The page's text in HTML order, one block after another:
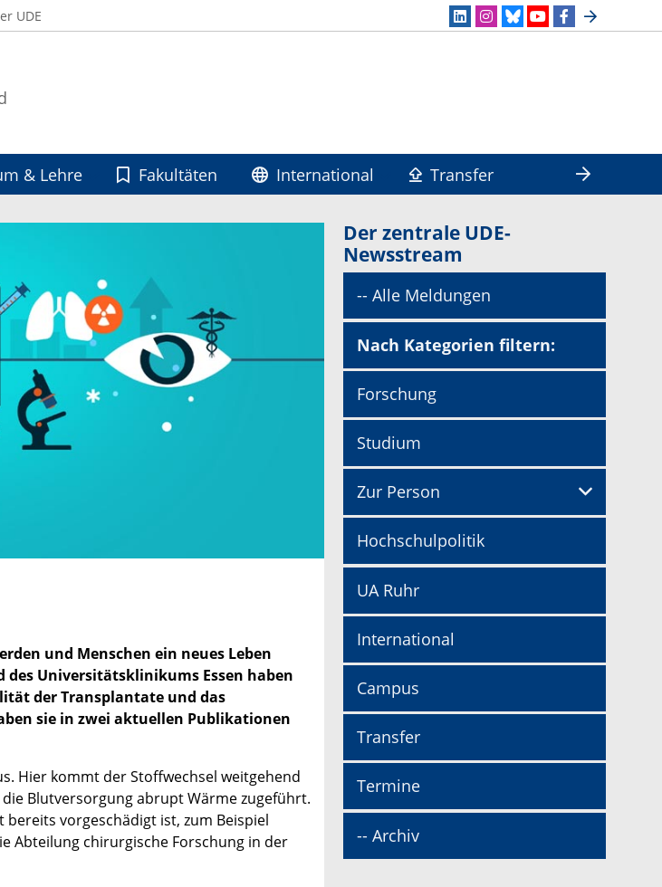
UDE
& Lehre Fakultäten International
Transfer
und Menschen ein neues Leben
des Universitätsklinikums Essen haben
der Transplantate und das
sie in zwei aktuellen Publikationen
Hier kommt der Stoffwechsel weitgehend
Blutversorgung abrupt Wärme zugeführt.
bereits vorgeschädigt ist, zum Beispiel
Abteilung chirurgische Forschung in der
Der zentrale UDE-
Newsstream
-- Alle Meldungen
Nach Kategorien filtern:
Forschung
Studium
Zur Person
Hochschulpolitik
UA Ruhr
International
Campus
Transfer
Termine
-- Archiv